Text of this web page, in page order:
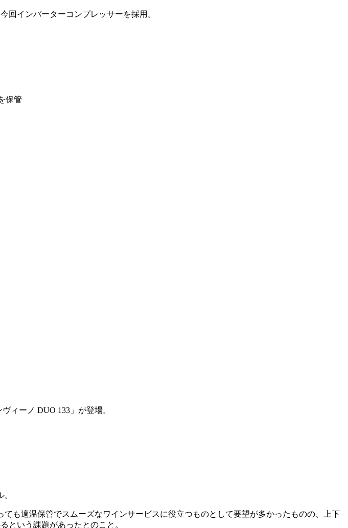
回インバーターコンプレッサーを採用。
保管
ィーノ DUO 133」が登場。
も適温保管でスムーズなワインサービスに役立つものとして要望が多かったものの、上下
という課題があったとのこと。